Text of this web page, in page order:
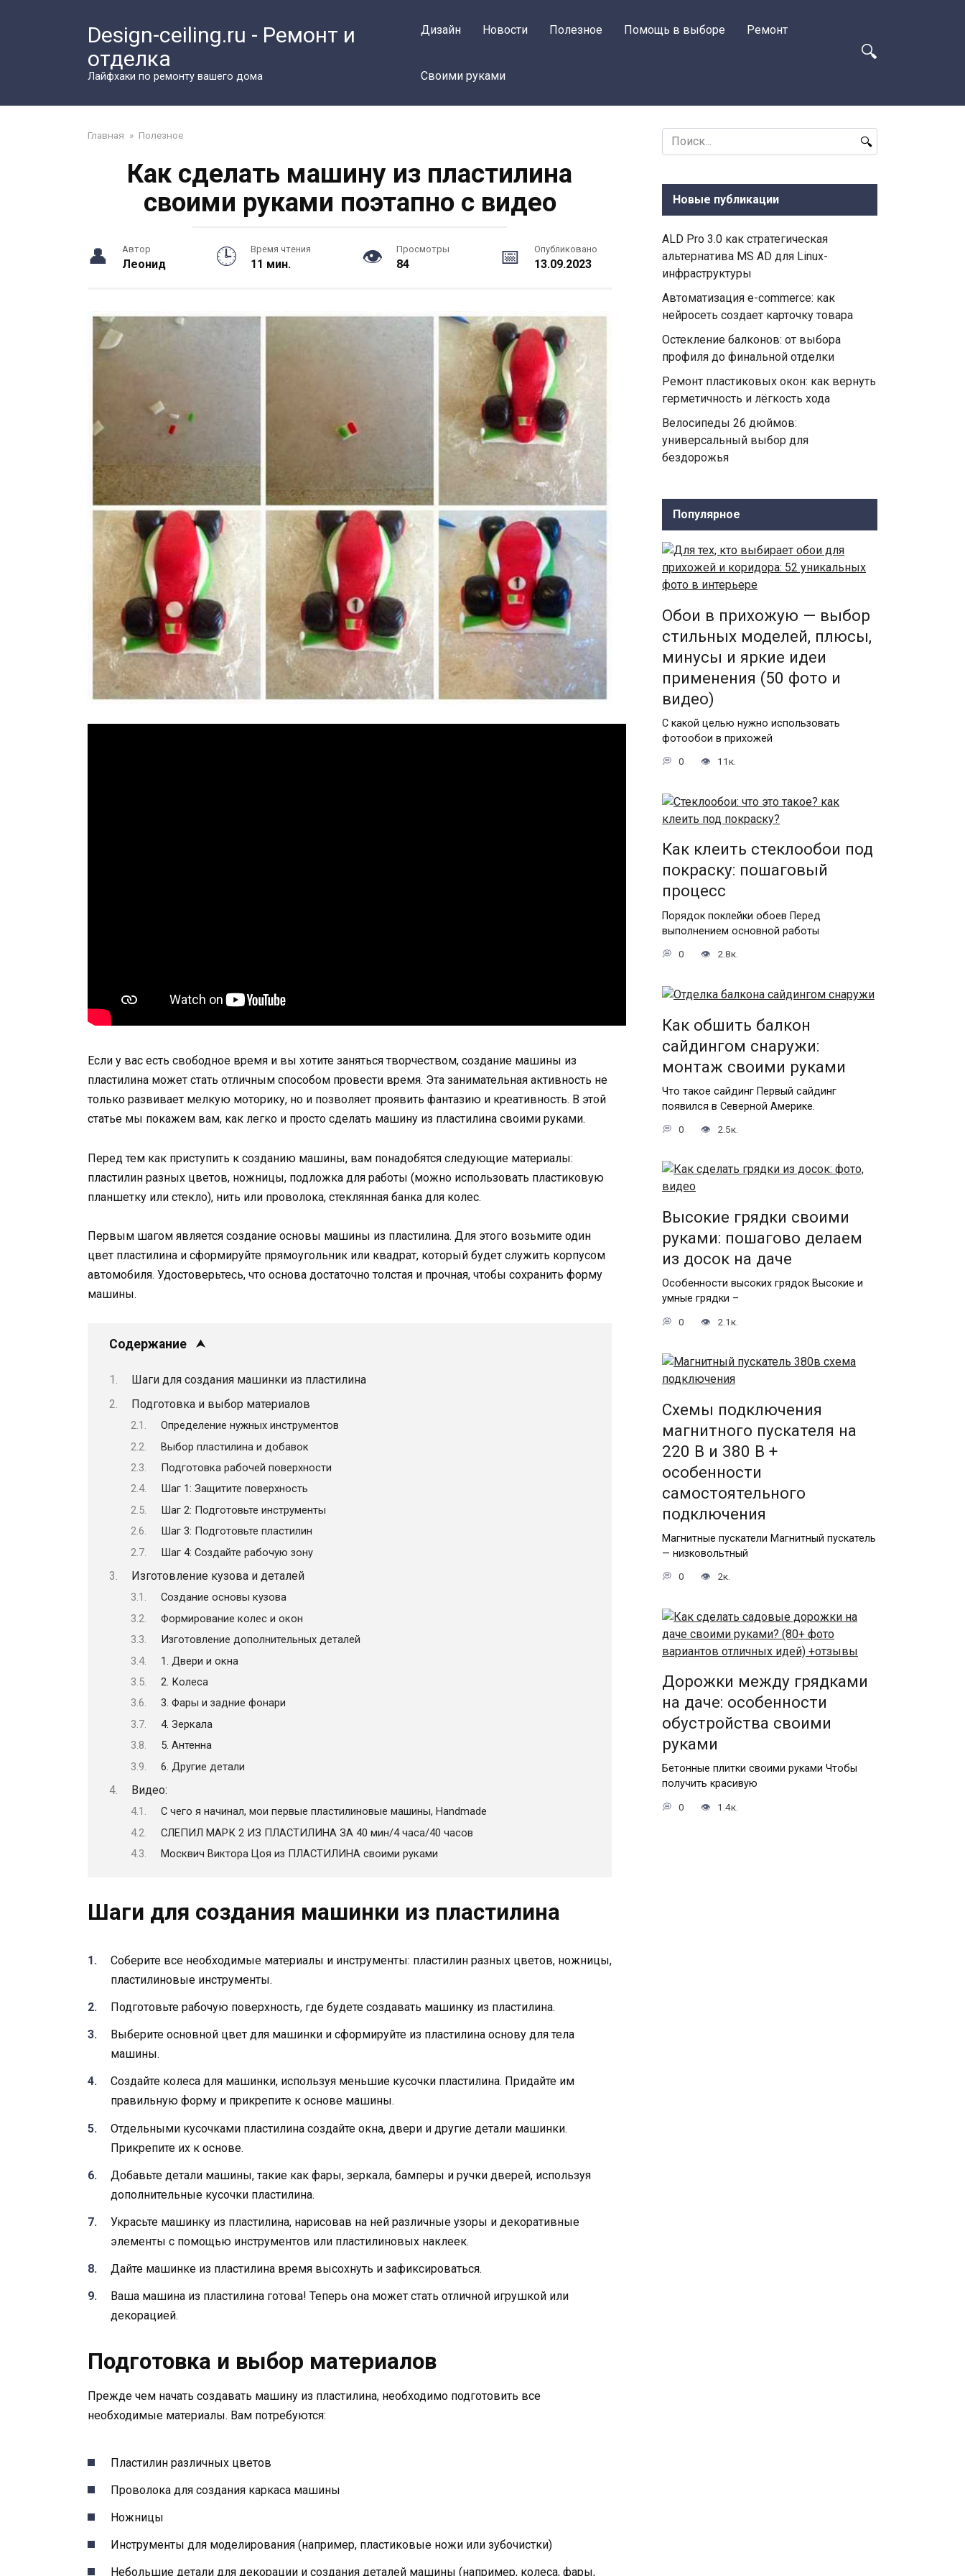
Design-ceiling.ru - Ремонт и
отделка
Лайфхаки по ремонту вашего дома
Дизайн Новости Полезное Помощь в выборе Ремонт
Своими руками
Главная » Полезное
Как сделать машину из пластилина
своими руками поэтапно с видео
Автор
Леонид
Время чтения
11 мин.
Просмотры
84
Опубликовано
13.09.2023
Если у вас есть свободное время и вы хотите заняться творчеством, создание машины из
пластилина может стать отличным способом провести время. Эта занимательная активность не
только развивает мелкую моторику, но и позволяет проявить фантазию и креативность. В этой
статье мы покажем вам, как легко и просто сделать машину из пластилина своими руками.
Перед тем как приступить к созданию машины, вам понадобятся следующие материалы:
пластилин разных цветов, ножницы, подложка для работы (можно использовать пластиковую
планшетку или стекло), нить или проволока, стеклянная банка для колес.
Первым шагом является создание основы машины из пластилина. Для этого возьмите один
цвет пластилина и сформируйте прямоугольник или квадрат, который будет служить корпусом
автомобиля. Удостоверьтесь, что основа достаточно толстая и прочная, чтобы сохранить форму
машины.
Содержание
Шаги для создания машинки из пластилина
Подготовка и выбор материалов
Определение нужных инструментов
Выбор пластилина и добавок
Подготовка рабочей поверхности
Шаг 1: Защитите поверхность
Шаг 2: Подготовьте инструменты
Шаг 3: Подготовьте пластилин
Шаг 4: Создайте рабочую зону
Изготовление кузова и деталей
Создание основы кузова
Формирование колес и окон
Изготовление дополнительных деталей
1. Двери и окна
2. Колеса
3. Фары и задние фонари
4. Зеркала
5. Антенна
6. Другие детали
Видео:
С чего я начинал, мои первые пластилиновые машины, Handmade
СЛЕПИЛ МАРК 2 ИЗ ПЛАСТИЛИНА ЗА 40 мин/4 часа/40 часов
Москвич Виктора Цоя из ПЛАСТИЛИНА своими руками
Шаги для создания машинки из пластилина
Соберите все необходимые материалы и инструменты: пластилин разных цветов, ножницы,
пластилиновые инструменты.
Подготовьте рабочую поверхность, где будете создавать машинку из пластилина.
Выберите основной цвет для машинки и сформируйте из пластилина основу для тела
машины.
Создайте колеса для машинки, используя меньшие кусочки пластилина. Придайте им
правильную форму и прикрепите к основе машины.
Отдельными кусочками пластилина создайте окна, двери и другие детали машинки.
Прикрепите их к основе.
Добавьте детали машины, такие как фары, зеркала, бамперы и ручки дверей, используя
дополнительные кусочки пластилина.
Украсьте машинку из пластилина, нарисовав на ней различные узоры и декоративные
элементы с помощью инструментов или пластилиновых наклеек.
Дайте машинке из пластилина время высохнуть и зафиксироваться.
Ваша машина из пластилина готова! Теперь она может стать отличной игрушкой или
декорацией.
Подготовка и выбор материалов
Прежде чем начать создавать машину из пластилина, необходимо подготовить все
необходимые материалы. Вам потребуются:
Пластилин различных цветов
Проволока для создания каркаса машины
Ножницы
Инструменты для моделирования (например, пластиковые ножи или зубочистки)
Небольшие детали для декорации и создания деталей машины (например, колеса, фары,
Search
for:
Новые публикации
ALD Pro 3.0 как стратегическая
альтернатива MS AD для Linux-
инфраструктуры
Автоматизация e-commerce: как
нейросеть создает карточку товара
Остекление балконов: от выбора
профиля до финальной отделки
Ремонт пластиковых окон: как вернуть
герметичность и лёгкость хода
Велосипеды 26 дюймов:
универсальный выбор для
бездорожья
Популярное
Обои в прихожую — выбор
стильных моделей, плюсы,
минусы и яркие идеи
применения (50 фото и
видео)
С какой целью нужно использовать
фотообои в прихожей
0 11к.
Как клеить стеклообои под
покраску: пошаговый
процесс
Порядок поклейки обоев Перед
выполнением основной работы
0 2.8к.
Как обшить балкон
сайдингом снаружи:
монтаж своими руками
Что такое сайдинг Первый сайдинг
появился в Северной Америке.
0 2.5к.
Высокие грядки своими
руками: пошагово делаем
из досок на даче
Особенности высоких грядок Высокие и
умные грядки –
0 2.1к.
Схемы подключения
магнитного пускателя на
220 В и 380 В +
особенности
самостоятельного
подключения
Магнитные пускатели Магнитный пускатель
— низковольтный
0 2к.
Дорожки между грядками
на даче: особенности
обустройства своими
руками
Бетонные плитки своими руками Чтобы
получить красивую
0 1.4к.